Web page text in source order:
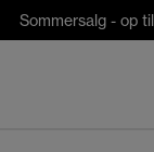
Sommersalg - op